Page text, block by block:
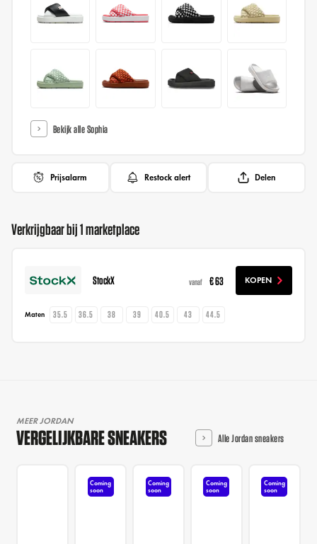
Bekijk alle Sophia
Prijsalarm Restock alert Delen
Verkrijgbaar bij 1 marketplace
StockX vanaf € 63 KOPEN
Maten 35.5 36.5 38 39 40.5 43 44.5
MEER JORDAN
VERGELIJKBARE SNEAKERS Alle Jordan sneakers
Coming
soon
Coming
soon
Coming
soon
Coming
soon